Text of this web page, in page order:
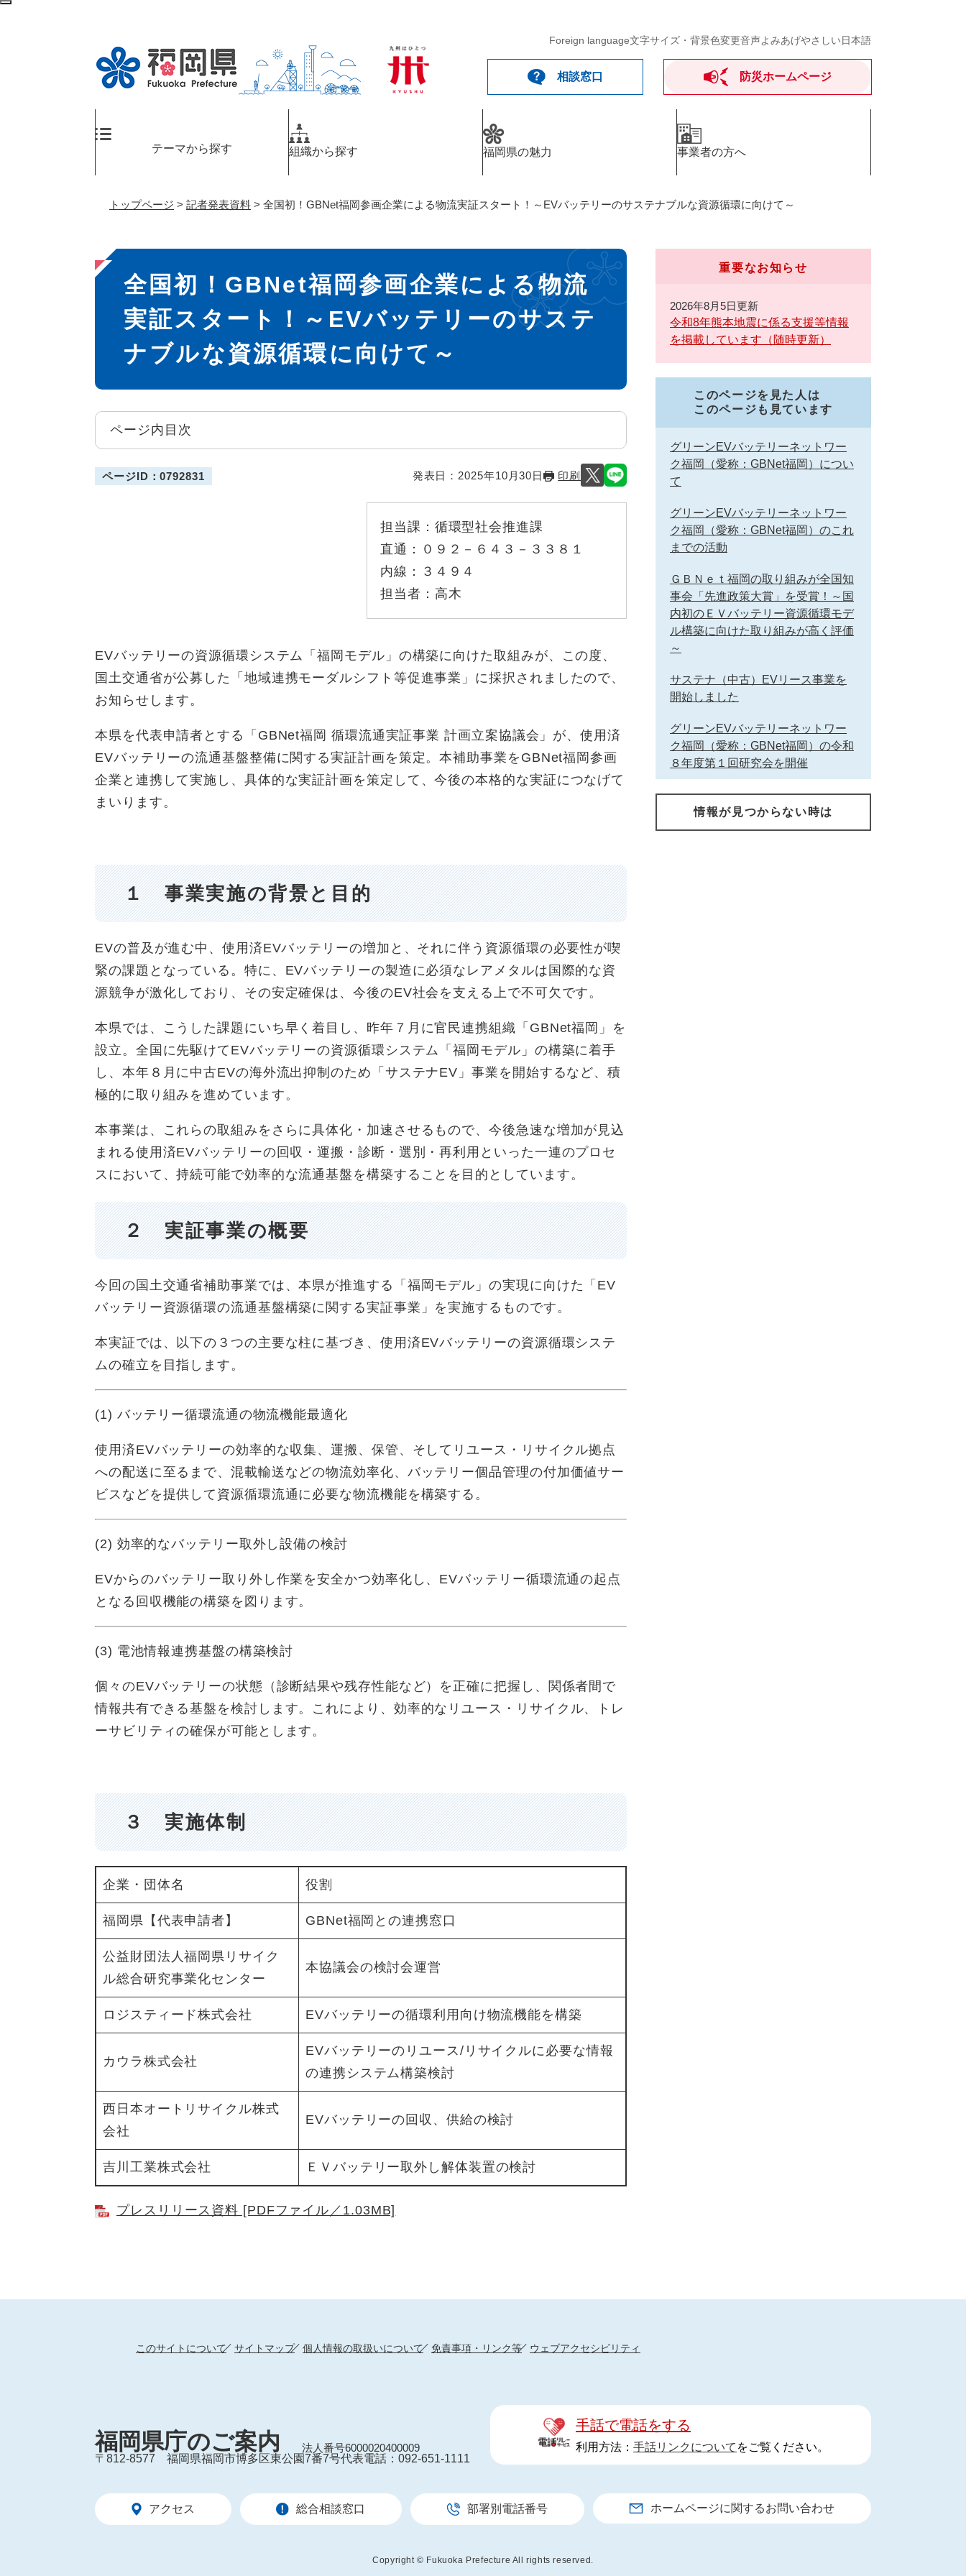
ペ
メ
Foreign language文字サイズ・背景色変更音声よみあげやさしい日本語
相談窓口 防災ホームページ
テーマから探す 組織から探す 福岡県の魅力 事業者の方へ
トップページ > 記者発表資料 > 全国初！GBNet福岡参画企業による物流実証スタート！～EVバッテリーのサステナブルな資源循環に向けて～
本
文
全国初！GBNet福岡参画企業による物流
実証スタート！～EVバッテリーのサステ
ナブルな資源循環に向けて～
ページ内目次
ページID：0792831 発表日： 2025年10月30日 印刷
担当課： 循環型社会推進課
直通：
０９２－６４３－３３８１
内線：
３４９４
担当者： 高木
EVバッテリーの資源循環システム「福岡モデル」の構築に向けた取組みが、この度、
国土交通省が公募した「地域連携モーダルシフト等促進事業」に採択されましたので、
お知らせします。
本県を代表申請者とする「GBNet福岡 循環流通実証事業 計画立案協議会」が、使用済
EVバッテリーの流通基盤整備に関する実証計画を策定。本補助事業をGBNet福岡参画
企業と連携して実施し、具体的な実証計画を策定して、今後の本格的な実証につなげて
まいります。
１ 事業実施の背景と目的
​​EVの普及が進む中、使用済EVバッテリーの増加と、それに伴う資源循環の必要性が喫
緊の課題となっている。特に、EVバッテリーの製造に必須なレアメタルは国際的な資
源競争が激化しており、その安定確保は、今後のEV社会を支える上で不可欠です。
本県では、こうした課題にいち早く着目し、昨年７月に官民連携組織「GBNet福岡」を
設立。全国に先駆けてEVバッテリーの資源循環システム「福岡モデル」の構築に着手
し、本年８月に中古EVの海外流出抑制のため「サステナEV」事業を開始するなど、積
極的に取り組みを進めています。​​
本事業は、これらの取組みをさらに具体化・加速させるもので、今後急速な増加が見込
まれる使用済EVバッテリーの回収・運搬・診断・選別・再利用といった一連のプロセ
スにおいて、持続可能で効率的な流通基盤を構築することを目的としています。
２ 実証事業の概要 ​
今回の国土交通省補助事業では、本県が推進する「福岡モデル」の実現に向けた「EV
バッテリー資源循環の流通基盤構築に関する実証事業」を実施するものです。
本実証では、以下の３つの主要な柱に基づき、使用済EVバッテリーの資源循環システ
ムの確立を目指します。
(1) バッテリー循環流通の物流機能最適化
使用済EVバッテリーの効率的な収集、運搬、保管、そしてリユース・リサイクル拠点
への配送に至るまで、混載輸送などの物流効率化、バッテリー個品管理の付加価値サー
ビスなどを提供して資源循環流通に必要な物流機能を構築する。
(2) 効率的なバッテリー取外し設備の検討
EVからのバッテリー取り外し作業を安全かつ効率化し、EVバッテリー循環流通の起点
となる回収機能の構築を図ります。
(3) 電池情報連携基盤の構築検討
個々のEVバッテリーの状態（診断結果や残存性能など）を正確に把握し、関係者間で
情報共有できる基盤を検討します。これにより、効率的なリユース・リサイクル、トレ
ーサビリティの確保が可能とします。
３ 実施体制​
企業・団体名 役割
福岡県【代表申請者】 GBNet福岡との連携窓口
公益財団法人福岡県リサイク
ル総合研究事業化センター
本協議会の検討会運営
ロジスティード株式会社 EVバッテリーの循環利用向け物流機能を構築
カウラ株式会社
EVバッテリーのリユース/リサイクルに必要な情報
の連携システム構築検討
西日本オートリサイクル株式
会社
EVバッテリーの回収、供給の検討
吉川工業株式会社 ＥＶバッテリー取外し解体装置の検討
プレスリリース資料 [PDFファイル／1.03MB]
重要なお知らせ
2026年8月5日更新
令和8年熊本地震に係る支援等情報
を掲載しています（随時更新）
このページを見た人は
このページも見ています
グリーンEVバッテリーネットワー
ク福岡（愛称：GBNet福岡）につい
て
グリーンEVバッテリーネットワー
ク福岡（愛称：GBNet福岡）のこれ
までの活動
ＧＢＮｅｔ福岡の取り組みが全国知
事会「先進政策大賞」を受賞！～国
内初のＥＶバッテリー資源循環モデ
ル構築に向けた取り組みが高く評価
～
サステナ（中古）EVリース事業を
開始しました
グリーンEVバッテリーネットワー
ク福岡（愛称：GBNet福岡）の令和
８年度第１回研究会を開催
情報が見つからない時は
このサイトについて サイトマップ 個人情報の取扱いについて 免責事項・リンク等 ウェブアクセシビリティ
福岡県庁のご案内
法人番号6000020400009
〒812-8577
福岡県福岡市博多区東公園7番7号代表電話：092-651-1111
手話で電話をする
利用方法： 手話リンクについて をご覧ください。
アクセス 総合相談窓口 部署別電話番号 ホームページに関するお問い合わせ
Copyright © Fukuoka Prefecture All rights reserved.